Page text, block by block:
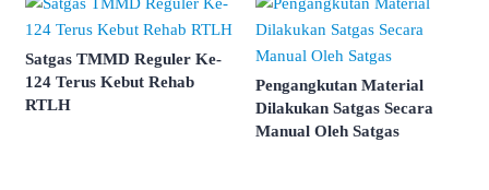
Satgas TMMD Reguler Ke-
124 Terus Kebut Rehab
RTLH
Pengangkutan Material
Dilakukan Satgas Secara
Manual Oleh Satgas